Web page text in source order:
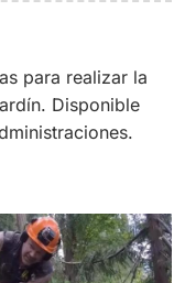
para realizar la
Disponible